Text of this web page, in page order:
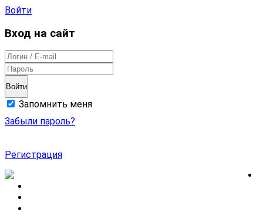
Войти
Вход на сайт
Войти
Запомнить меня
Забыли пароль?
Регистрация